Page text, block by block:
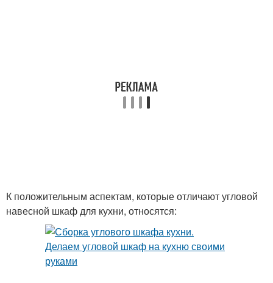
К положительным аспектам, которые отличают угловой
навесной шкаф для кухни, относятся: